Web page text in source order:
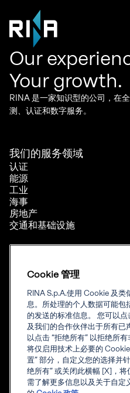
Our
Your growth.
RINA 是一家知识型的公司，在
测、认证和数字服务。
我们的服务领域
认证
能源
工业
海事
房地产
交通和基础设施
认证证书查询
价格政策
RINA认证通用规则
证书样张
认证证书和标志使用
暂停、撤销状态信息发布
RINA 资格认可
CNCA批准
Cookie 管理
RINA S.p.A.使用 Cookie 及
息。所处理的个人数据可能包
的发送的标准信息。 您可以
及我们的合作伙伴出于所有已
以点击 “拒绝所有” 以拒绝所
将仅启用技术上必要的
置” 部分，自定义您的选择并
绝所有” 或关闭此横幅 [X]，
需了解更多信息以及关于自定